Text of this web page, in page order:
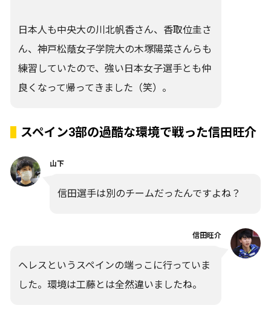
日本人も中央大の川北帆香さん、香取位圭さ
ん、神戸松蔭女子学院大の木塚陽菜さんらも
練習していたので、強い日本女子選手とも仲
良くなって帰ってきました（笑）。
スペイン3部の過酷な環境で戦った信田旺介
山下
信田選手は別のチームだったんですよね？
信田旺介
ヘレスというスペインの端っこに行っていま
した。環境は工藤とは全然違いましたね。